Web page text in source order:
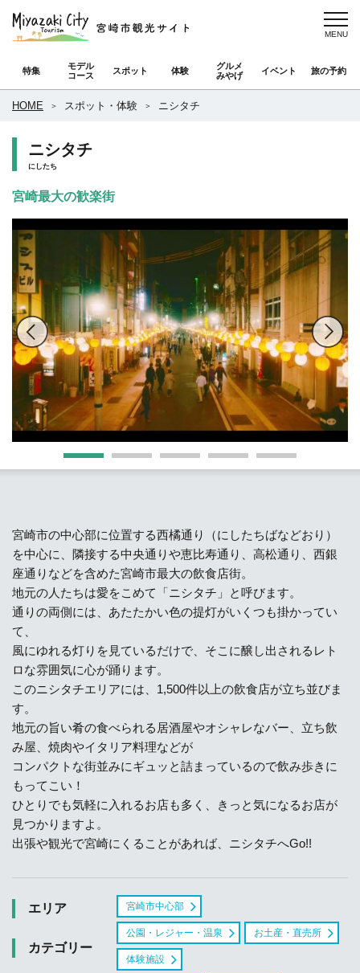
特集
モデル
コース
スポット 体験
グルメ
みやげ
イベント 旅の予約
HOME スポット・体験 ニシタチ
ニシタチ
にしたち
宮崎最大の歓楽街
宮崎市の中心部に位置する西橘通り（にしたちばなどおり）
を中心に、隣接する中央通りや恵比寿通り、高松通り、西銀
座通りなどを含めた宮崎市最大の飲食店街。
地元の人たちは愛をこめて「ニシタチ」と呼びます。
通りの両側には、あたたかい色の提灯がいくつも掛かってい
て、
風にゆれる灯りを見ているだけで、そこに醸し出されるレト
ロな雰囲気に心が踊ります。
このニシタチエリアには、1,500件以上の飲食店が立ち並びま
す。
地元の旨い肴の食べられる居酒屋やオシャレなバー、立ち飲
み屋、焼肉やイタリア料理などが
コンパクトな街並みにギュッと詰まっているので飲み歩きに
もってこい！
ひとりでも気軽に入れるお店も多く、きっと気になるお店が
見つかりますよ。
出張や観光で宮崎にくることがあれば、ニシタチへGo!!
エリア 宮崎市中心部
カテゴリー
公園・レジャー・温泉 お土産・直売所
体験施設